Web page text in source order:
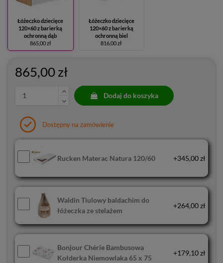
Łóżeczko dziecięce
120×60 z barierką
ochronną dąb
865,00 zł
Łóżeczko dziecięce
120×60 z barierką
ochronną biel
816,00 zł
865,00 zł
Dodaj do koszyka
Dostępny na zamówienie
Rucken Materac Natura 120/60 +345,00 zł
Waldin Tiulowy baldachim do
łóżeczka ze stelażem
+264,00 zł
Bonjour Chérie Bambusowa
Kołderka Niemowlaka 65 x 75
+179,10 zł